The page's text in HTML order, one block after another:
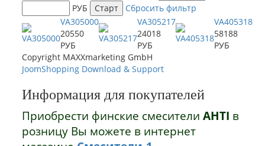
РУБ
Сбросить фильтр
VA305000
20550
РУБ
VA305217
24018
РУБ
VA405318
58188
РУБ
Copyright MAXXmarketing GmbH
JoomShopping Download & Support
Информация для покупателей
Приобрести финские смесителиAHTI в
розницу Вы можете в интернет